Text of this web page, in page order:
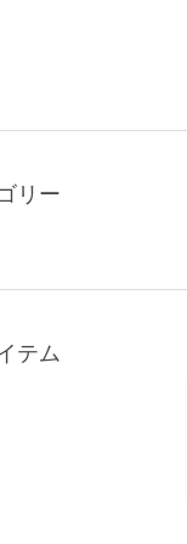
リー
テム